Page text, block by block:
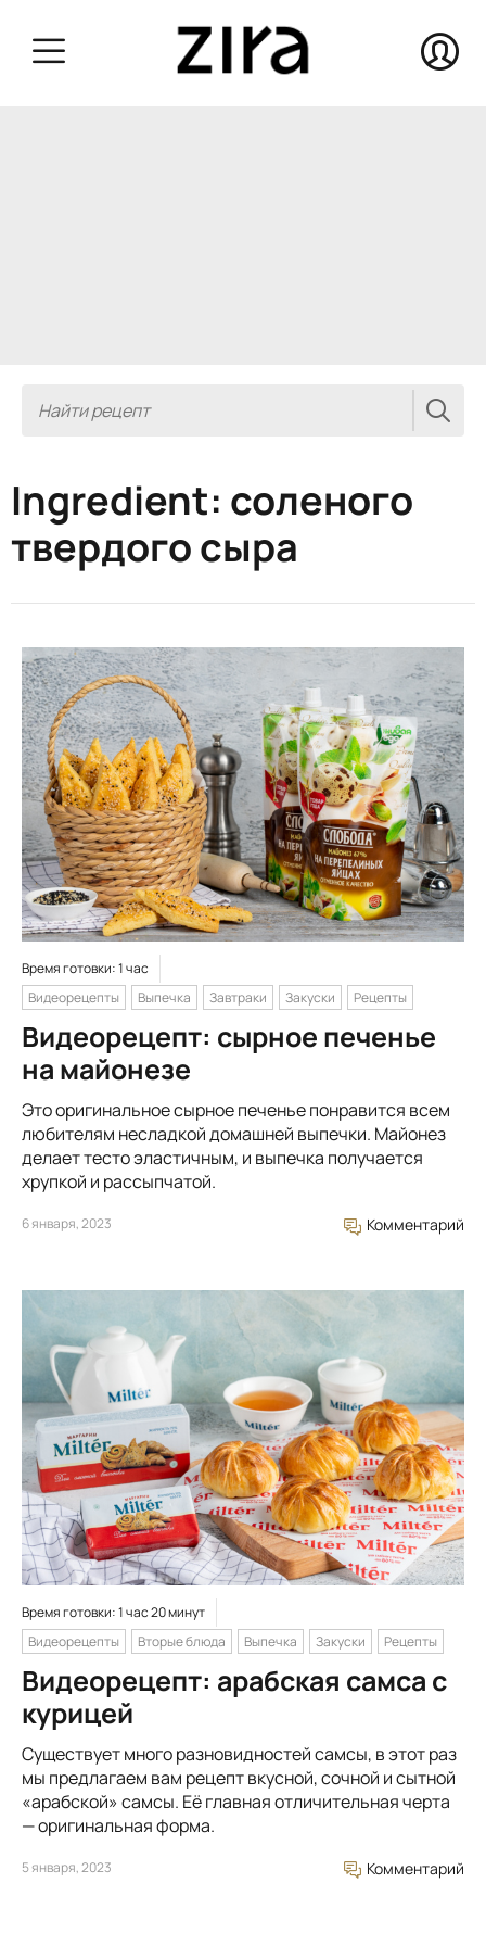
Ingredient: соленого
твердого сыра
Время готовки: 1 час
Видеорецепты
Выпечка Завтраки Закуски Рецепты
Видеорецепт: сырное печенье
на майонезе
Это оригинальное сырное печенье понравится всем
любителям несладкой домашней выпечки. Майонез
делает тесто эластичным, и выпечка получается
хрупкой и рассыпчатой.
6 января, 2023 Комментарий
Время готовки: 1 час 20 минут
Видеорецепты
Вторые блюда Выпечка Закуски Рецепты
Видеорецепт: арабская самса с
курицей
Существует много разновидностей самсы, в этот раз
мы предлагаем вам рецепт вкусной, сочной и сытной
«арабской» самсы. Её главная отличительная черта
— оригинальная форма.
5 января, 2023 Комментарий